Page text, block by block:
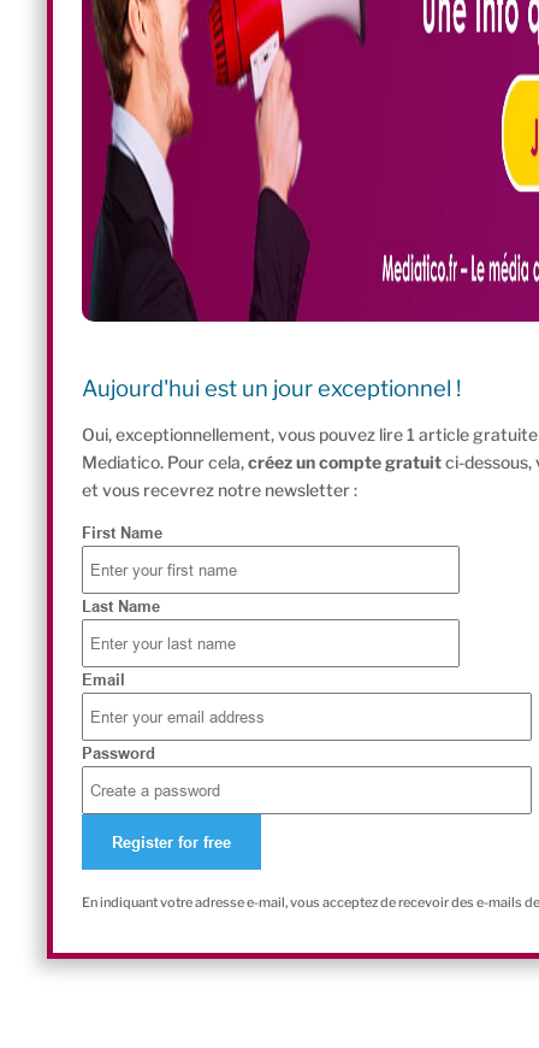
Aujourd'hui est un jour exceptionnel !
Oui, exceptionnellement, vous pouvez lire 1 article
Mediatico. Pour cela,créez un compte gratuitci-dessous,
et vous recevrez notre newsletter :
First Name
Last Name
Email
Password
En indiquant votre adresse e-mail, vous acceptez de recevoir des e-mails